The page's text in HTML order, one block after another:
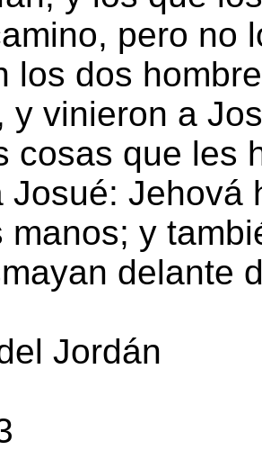
pero no
los dos
y vinieron a
cosas que les
Josué: Jehová
manos; y
delante
Jordán